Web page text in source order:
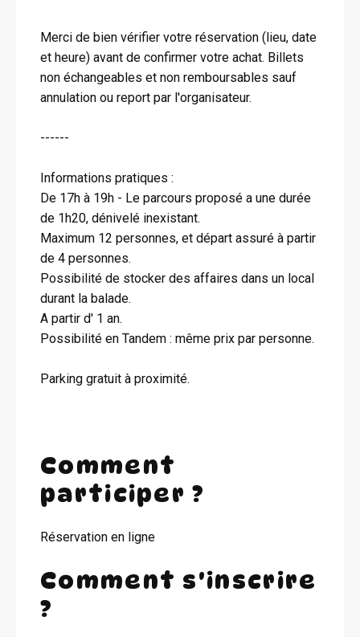
Merci de bien vérifier votre réservation (lieu, date
et heure) avant de confirmer votre achat. Billets
non échangeables et non remboursables sauf
annulation ou report par l'organisateur.
------
Informations pratiques :
De 17h à 19h - Le parcours proposé a une durée
de 1h20, dénivelé inexistant.
Maximum 12 personnes, et départ assuré à partir
de 4 personnes.
Possibilité de stocker des affaires dans un local
durant la balade.
A partir d' 1 an.
Possibilité en Tandem : même prix par personne.
Parking gratuit à proximité.
Comment
participer ?
Réservation en ligne
Comment s'inscrire
?